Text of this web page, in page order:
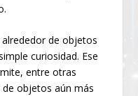
de objetos
curiosidad. Ese
entre otras
objetos aún más